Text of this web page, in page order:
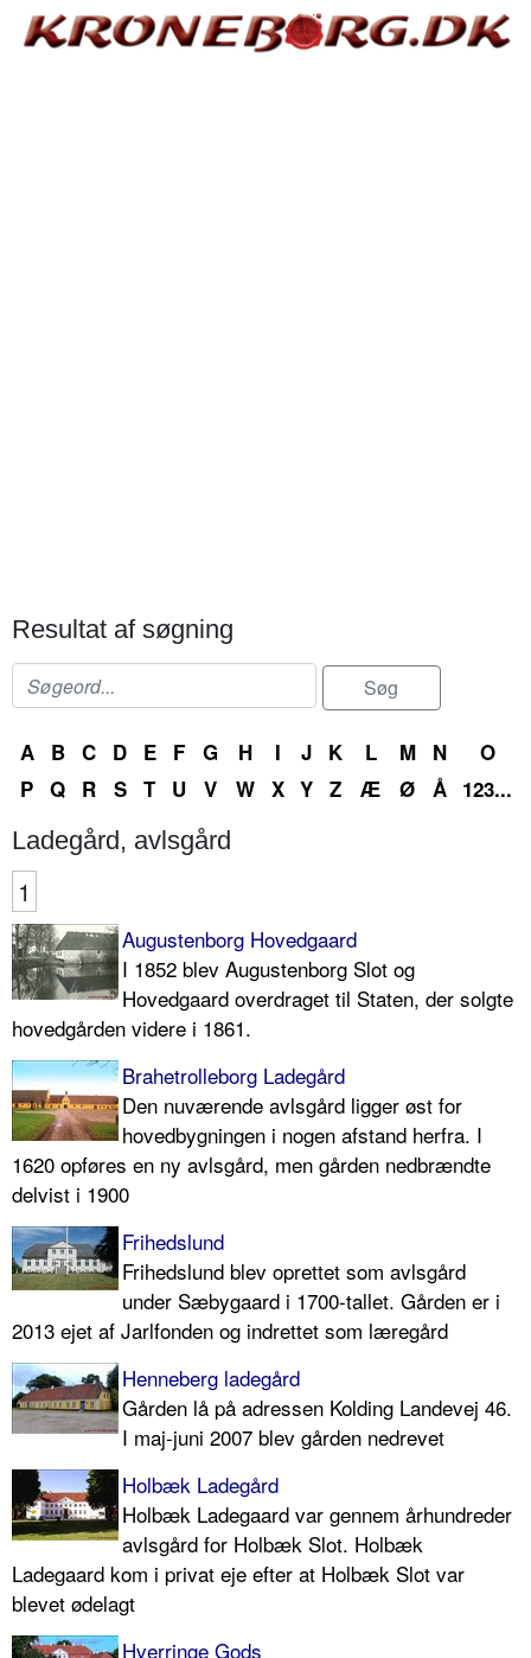
Resultat af søgning
A B C D E F G H I J K L M N
O
P Q R S T U V W X Y Z Æ Ø Å 123...
Ladegård, avlsgård
1
Augustenborg Hovedgaard
I 1852 blev Augustenborg Slot og
Hovedgaard overdraget til Staten, der solgte
hovedgården videre i 1861.
Brahetrolleborg Ladegård
Den nuværende avlsgård ligger øst for
hovedbygningen i nogen afstand herfra. I
1620 opføres en ny avlsgård, men gården nedbrændte
delvist i 1900
Frihedslund
Frihedslund blev oprettet som avlsgård
under Sæbygaard i 1700-tallet. Gården er i
2013 ejet af Jarlfonden og indrettet som læregård
Henneberg ladegård
Gården lå på adressen Kolding Landevej 46.
I maj-juni 2007 blev gården nedrevet
Holbæk Ladegård
Holbæk Ladegaard var gennem århundreder
avlsgård for Holbæk Slot. Holbæk
Ladegaard kom i privat eje efter at Holbæk Slot var
blevet ødelagt
Hverringe Gods